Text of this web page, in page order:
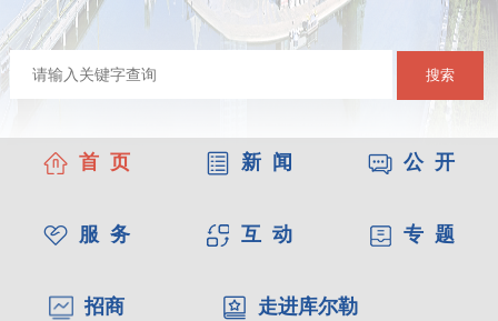
搜索
首 页 新 闻 公 开
服 务 互 动 专 题
招商 走进库尔勒